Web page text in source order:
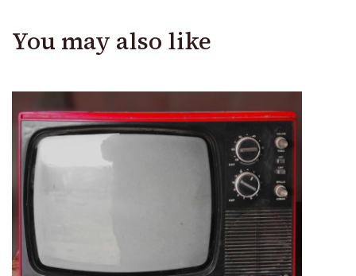
You may also like